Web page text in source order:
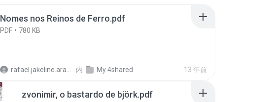
Nomes nos Reinos de Ferro.pdf
PDF 780 KB
rafael.jakeline.araujo 内 My 4shared 13 年前
zvonimir, o bastardo de björk.pdf